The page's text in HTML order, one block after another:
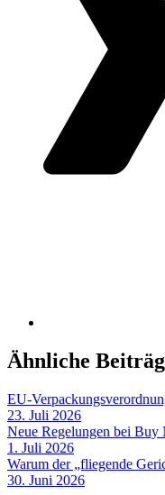
Ähnliche
EU-
23. Juli 2026
Neue Regelungen bei Buy
1. Juli 2026
Warum der „fliegende
30. Juni 2026